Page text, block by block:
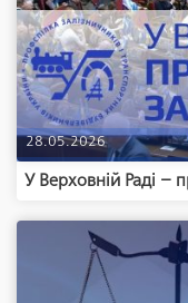
28.05.2026
У Верховній Раді –